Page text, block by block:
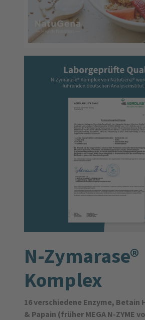
N-Zymarase®
Komplex
16 verschiedene Enzyme, Betain
& Papain (früher MEGA N-ZYME